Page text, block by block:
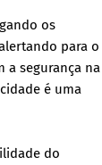
os
para o
a segurança na
é uma
do